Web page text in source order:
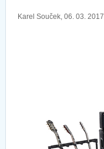
Karel Souček, 06. 03. 2017